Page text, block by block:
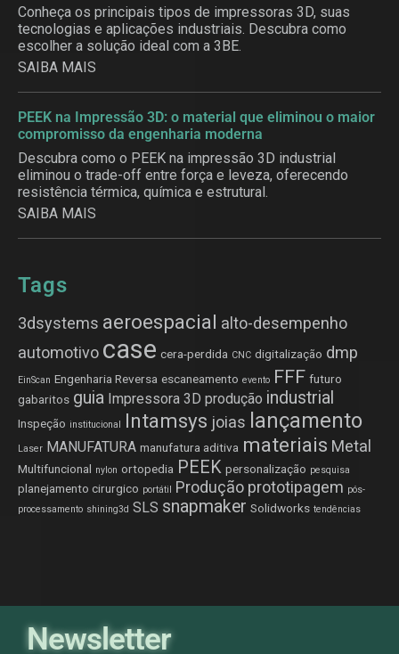
Conheça os principais tipos de impressoras 3D, suas
tecnologias e aplicações industriais. Descubra como
escolher a solução ideal com a 3BE.
SAIBA MAIS
PEEK na Impressão 3D: o material que eliminou o maior
compromisso da engenharia moderna
Descubra como o PEEK na impressão 3D industrial
eliminou o trade-off entre força e leveza, oferecendo
resistência térmica, química e estrutural.
SAIBA MAIS
Tags
3dsystems aeroespacial alto-desempenho
automotivo case cera-perdida CNC digitalização dmp
EinScan Engenharia Reversa escaneamento evento FFF futuro
gabaritos guia Impressora 3D produção industrial
Inspeção institucional Intamsys joias lançamento
Laser MANUFATURA manufatura aditiva materiais Metal
Multifuncional nylon ortopedia PEEK personalização pesquisa
planejamento cirurgico portátil Produção prototipagem pós-
processamento shining3d SLS snapmaker Solidworks tendências
Newsletter